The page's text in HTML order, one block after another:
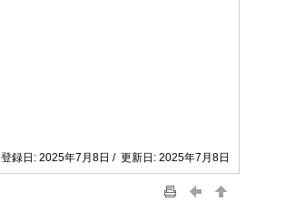
登録日: 2025年7月8日 / 更新日: 2025年7月8日